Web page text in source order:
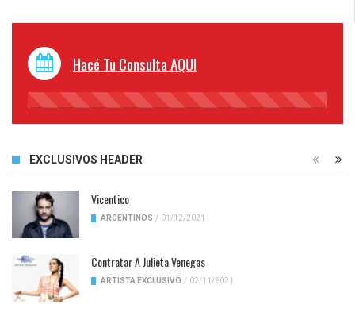
Hacé Tu Consulta AQUI
45%
EXCLUSIVOS HEADER
Vicentico
ARGENTINOS / 01/12/2021
Contratar A Julieta Venegas
ARTISTA EXCLUSIVO / 02/11/2021